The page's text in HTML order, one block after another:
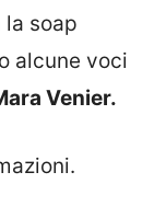
soap
alcune voci
Venier.